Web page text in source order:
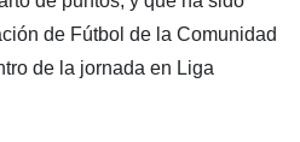
de Fútbol de la Comunidad
de la jornada en Liga